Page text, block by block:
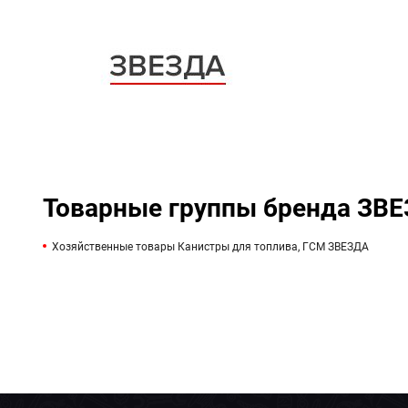
Товарные группы бренда
Хозяйственные товары Канистры для топлива, ГСМ ЗВЕЗДА